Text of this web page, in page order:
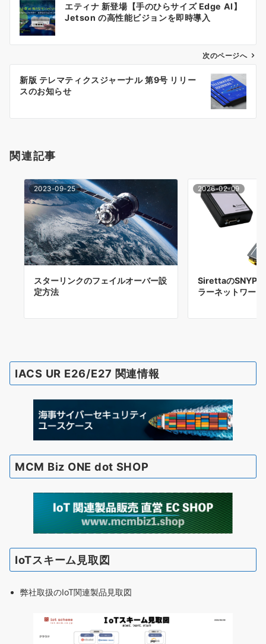
ン
エティナ 新登場【手のひらサイズ Edge AI】
Jetson の高性能ビジョンを即時導入
次のページへ
新版 テレマティクスジャーナル 第9号 リリー
スのお知らせ
関連記事
2023-09-25
スターリンクのフェイルオーバー設
定方法
2026-02-09
Sirettaの
ラーネットワー
IACS UR E26/E27 関連情報
MCM Biz ONE dot SHOP
IoTスキーム見取図
弊社取扱のIoT関連製品見取図